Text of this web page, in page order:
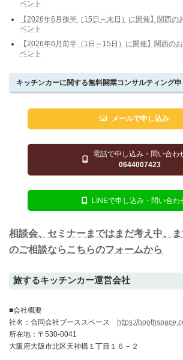
ベント
【2026年6月後半（15日～末日）に開催】関西の
ベント
【2026年6月前半（1日～15日）に開催】関西の
ベント
キッチンカーに関する無料開業コンサルティング
メールで申し込み
電話で申し込み・問い合わ
0644007423
LINEで申し込み・問い合わ
相談会、セミナーまではまだ考え中、
のご相談ならこちらのフォームから
旅するキッチンカー運営会社
■会社概要
社名：合同会社ブーススペース
https://
所在地：〒530-0041
大阪府大阪市北区天神橋１丁目１６－２